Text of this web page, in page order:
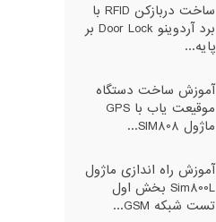
ساخت دربازکن RFID با
برد آردوینو Door Lock بر
پایه...
آموزش ساخت دستگاه
موقیعت یاب با GPS
ماژول SIM808...
آموزش راه اندازی ماژول
Sim800L بخش اول
تست شبکه GSM...